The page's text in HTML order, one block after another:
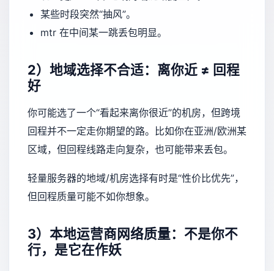
某些时段突然“抽风”。
mtr 在中间某一跳丢包明显。
2）地域选择不合适：离你近 ≠ 回程
好
你可能选了一个“看起来离你很近”的机房，但跨境
回程并不一定走你期望的路。比如你在亚洲/欧洲某
区域，但回程线路走向复杂，也可能带来丢包。
轻量服务器的地域/机房选择有时是“性价比优先”，
但回程质量可能不如你想象。
3）本地运营商网络质量：不是你不
行，是它在作妖